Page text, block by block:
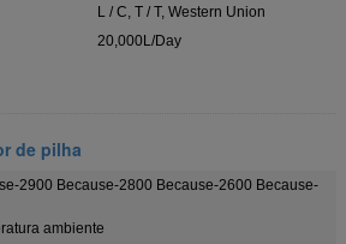
L / C, T / T, Western Union
20,000L/Day
de pilha
2900 Because-2800 Because-2600 Because-
ambiente